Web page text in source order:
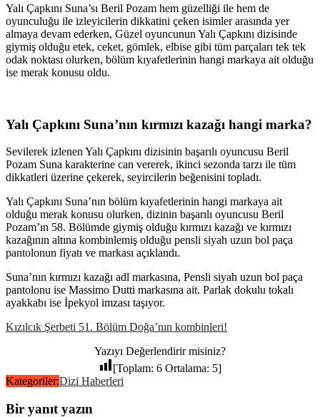
Yalı Çapkını Suna’sı Beril Pozam hem güzelliği ile hem de
oyunculuğu ile izleyicilerin dikkatini çeken isimler arasında yer
almaya devam ederken, Güzel oyuncunun Yalı Çapkını dizisinde
giymiş olduğu etek, ceket, gömlek, elbise gibi tüm parçaları tek tek
odak noktası olurken, bölüm kıyafetlerinin hangi markaya ait olduğu
ise merak konusu oldu.
Yalı Çapkını Suna’nın kırmızı kazağı hangi marka?
Sevilerek izlenen Yalı Çapkını dizisinin başarılı oyuncusu Beril
Pozam Suna karakterine can vererek, ikinci sezonda tarzı ile tüm
dikkatleri üzerine çekerek, seyircilerin beğenisini topladı.
Yalı Çapkını Suna’nın bölüm kıyafetlerinin hangi markaya ait
olduğu merak konusu olurken, dizinin başarılı oyuncusu Beril
Pozam’ın 58. Bölümde giymiş olduğu kırmızı kazağı ve kırmızı
kazağının altına kombinlemiş olduğu pensli siyah uzun bol paça
pantolonun fiyatı ve markası açıklandı.
Suna’nın kırmızı kazağı adl markasına, Pensli siyah uzun bol paça
pantolonu ise Massimo Dutti markasına ait. Parlak dokulu tokalı
ayakkabı ise İpekyol imzası taşıyor.
Kızılcık Şerbeti 51. Bölüm Doğa’nın kombinleri!
Yazıyı Değerlendirir misiniz?
[Toplam: 6 Ortalama: 5]
Kategoriler:Dizi Haberleri
Bir yanıt yazın